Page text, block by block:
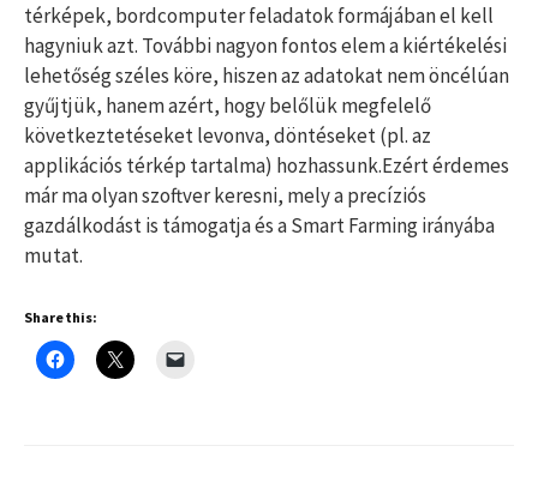
térképek, bordcomputer feladatok formájában el kell
hagyniuk azt. További nagyon fontos elem a kiértékelési
lehetőség széles köre, hiszen az adatokat nem öncélúan
gyűjtjük, hanem azért, hogy belőlük megfelelő
következtetéseket levonva, döntéseket (pl. az
applikációs térkép tartalma) hozhassunk.Ezért érdemes
már ma olyan szoftver keresni, mely a precíziós
gazdálkodást is támogatja és a Smart Farming irányába
mutat.
Share this: